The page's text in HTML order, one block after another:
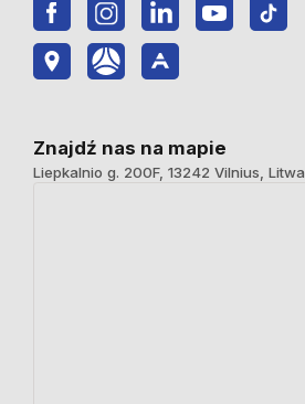
Znajdź nas na mapie
Liepkalnio g. 200F, 13242 Vilnius, Litwa